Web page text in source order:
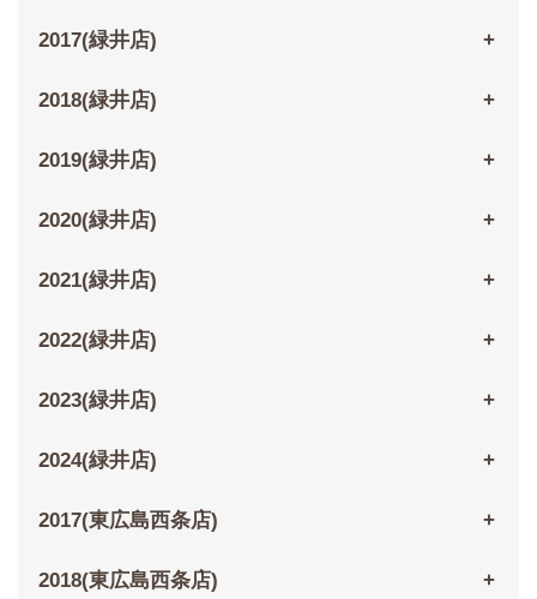
2017(緑井店)
2018(緑井店)
2019(緑井店)
2020(緑井店)
2021(緑井店)
2022(緑井店)
2023(緑井店)
2024(緑井店)
2017(東広島西条店)
2018(東広島西条店)